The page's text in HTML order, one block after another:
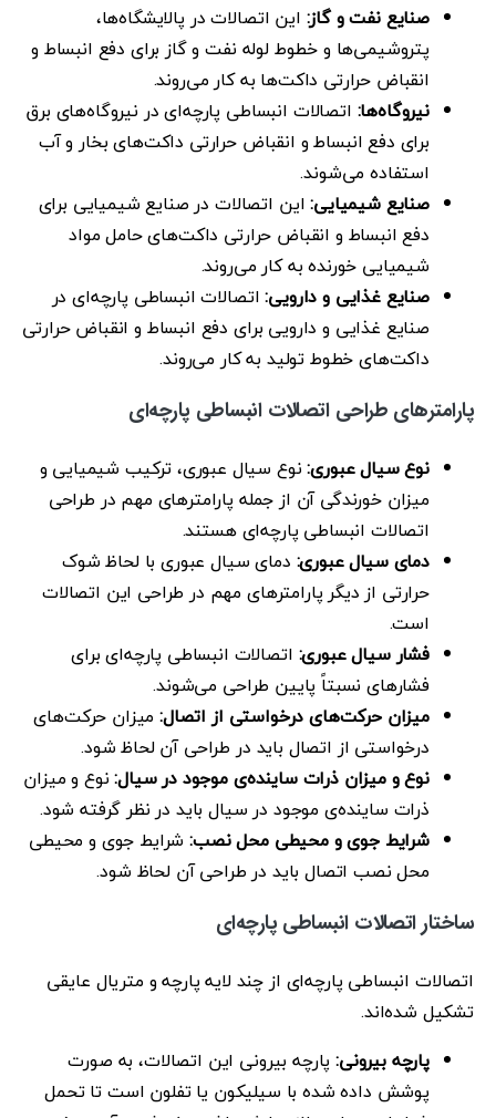
صنایع نفت و گاز: این اتصالات در پالایشگاه‌ها،
پتروشیمی‌ها و خطوط لوله نفت و گاز برای دفع انبساط و
انقباض حرارتی داکت‌ها به کار می‌روند.
نیروگاه‌ها: اتصالات انبساطی پارچه‌ای در نیروگاه‌های برق
برای دفع انبساط و انقباض حرارتی داکت‌های بخار و آب
استفاده می‌شوند.
صنایع شیمیایی:این اتصالات در صنایع شیمیایی برای
دفع انبساط و انقباض حرارتی داکت‌های حامل مواد
شیمیایی خورنده به کار می‌روند.
صنایع غذایی و دارویی:اتصالات انبساطی پارچه‌ای در
صنایع غذایی و دارویی برای دفع انبساط و انقباض حرارتی
داکت‌های خطوط تولید به کار می‌روند.
پارامترهای طراحی اتصالات انبساطی پارچه‌ای
نوع سیال عبوری:نوع سیال عبوری، ترکیب شیمیایی و
میزان خورندگی آن از جمله پارامترهای مهم در طراحی
اتصالات انبساطی پارچه‌ای هستند.
دمای سیال عبوری: دمای سیال عبوری با لحاظ شوک
حرارتی از دیگر پارامترهای مهم در طراحی این اتصالات
است.
فشار سیال عبوری: اتصالات انبساطی پارچه‌ای برای
فشارهای نسبتاً پایین طراحی می‌شوند.
میزان حرکت‌های درخواستی از اتصال:میزان حرکت‌های
درخواستی از اتصال باید در طراحی آن لحاظ شود.
نوع و میزان ذرات ساینده‌ی موجود در سیال:نوع و میزان
ذرات ساینده‌ی موجود در سیال باید در نظر گرفته شود.
شرایط جوی و محیطی محل نصب:شرایط جوی و محیطی
محل نصب اتصال باید در طراحی آن لحاظ شود.
ساختار اتصالات انبساطی پارچه‌ای
اتصالات انبساطی پارچه‌ای از چند لایه پارچه و متريال عایقی
تشکیل شده‌اند.
پارچه بیرونی:پارچه بیرونی این اتصالات، به صورت
پوشش داده شده با سیلیکون یا تفلون است تا تحمل